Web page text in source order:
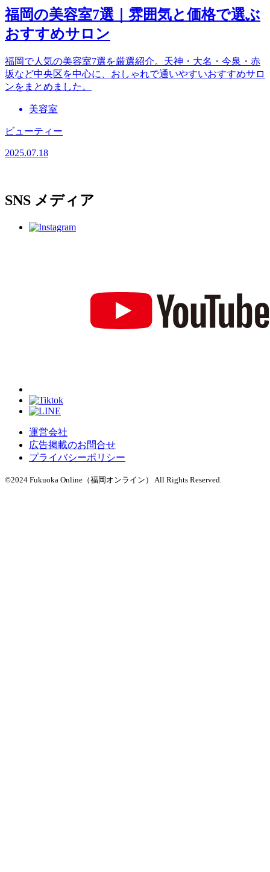
福岡の美容室7選｜雰囲気と価格で選ぶ
おすすめサロン
福岡で人気の美容室7選を厳選紹介。天神・大名・今泉・赤
坂など中央区を中心に、おしゃれで通いやすいおすすめサロ
ンをまとめました。
美容室
ビューティー
2025.07.18
SNS メディア
運営会社
広告掲載のお問合せ
プライバシーポリシー
©2024 Fukuoka Online（福岡オンライン） All Rights Reserved.